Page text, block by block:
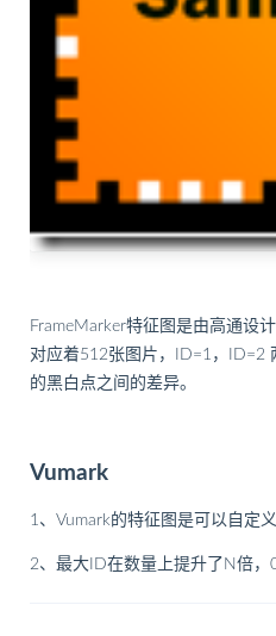
FrameMarker特征图是由高通设
对应着512张图片，ID=1，ID=2
的黑白点之间的差异。
Vumark
1、Vumark的特征图是可以自定
2、最大ID在数量上提升了N倍